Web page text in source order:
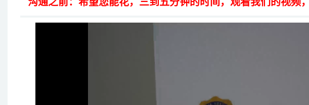
沟通之前：希望您能花，三到五分钟的时间，观看我们的视频